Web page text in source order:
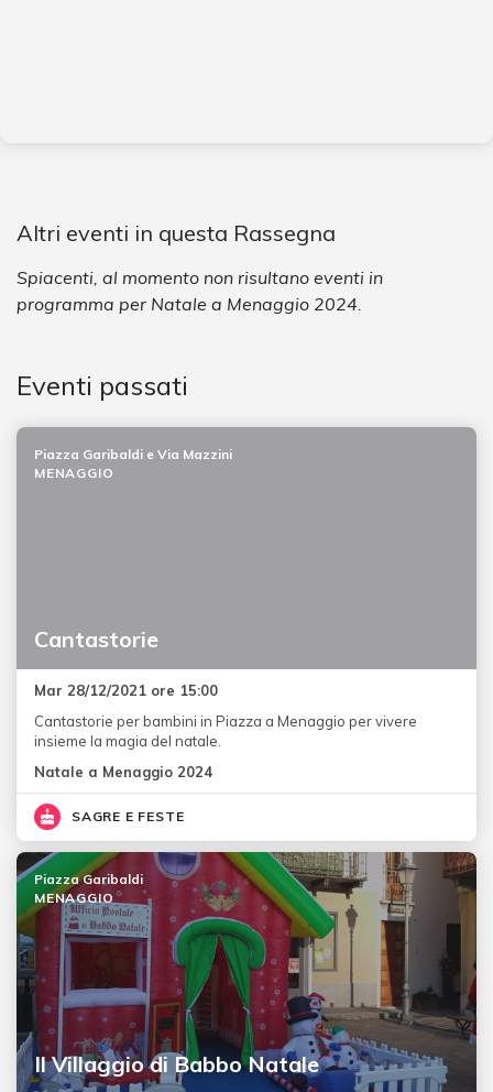
Altri eventi in questa Rassegna
Spiacenti, al momento non risultano eventi in
programma per Natale a Menaggio 2024.
Eventi passati
Cantastorie
Piazza Garibaldi e Via Mazzini
MENAGGIO
Mar 28/12/2021 ore 15:00
Cantastorie per bambini in Piazza a Menaggio per vivere
insieme la magia del natale.
Natale a Menaggio 2024
SAGRE E FESTE
Il Villaggio di Babbo Natale
Piazza Garibaldi
MENAGGIO